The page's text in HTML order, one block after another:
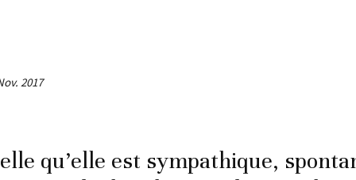
2017
qu’elle est sympathique,